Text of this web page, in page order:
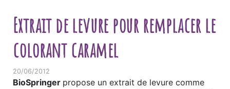
Extrait de levure pour remplacer le
colorant caramel
20/06/2012
BioSpringer propose un extrait de levure comme